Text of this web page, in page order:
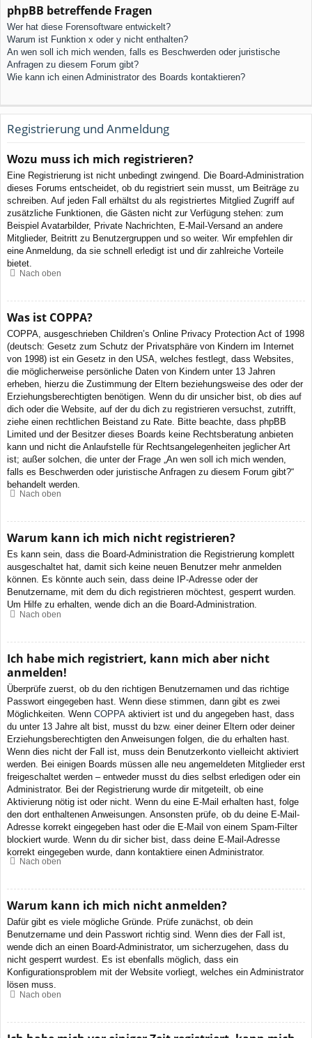
phpBB betreffende Fragen
Wer hat diese Forensoftware entwickelt?
Warum ist Funktion x oder y nicht enthalten?
An wen soll ich mich wenden, falls es Beschwerden oder juristische
Anfragen zu diesem Forum gibt?
Wie kann ich einen Administrator des Boards kontaktieren?
Registrierung und Anmeldung
Wozu muss ich mich registrieren?
Eine Registrierung ist nicht unbedingt zwingend. Die Board-Administration
dieses Forums entscheidet, ob du registriert sein musst, um Beiträge zu
schreiben. Auf jeden Fall erhältst du als registriertes Mitglied Zugriff auf
zusätzliche Funktionen, die Gästen nicht zur Verfügung stehen: zum
Beispiel Avatarbilder, Private Nachrichten, E-Mail-Versand an andere
Mitglieder, Beitritt zu Benutzergruppen und so weiter. Wir empfehlen dir
eine Anmeldung, da sie schnell erledigt ist und dir zahlreiche Vorteile
bietet.
Nach oben
Was ist COPPA?
COPPA, ausgeschrieben Children’s Online Privacy Protection Act of 1998
(deutsch: Gesetz zum Schutz der Privatsphäre von Kindern im Internet
von 1998) ist ein Gesetz in den USA, welches festlegt, dass Websites,
die möglicherweise persönliche Daten von Kindern unter 13 Jahren
erheben, hierzu die Zustimmung der Eltern beziehungsweise des oder der
Erziehungsberechtigten benötigen. Wenn du dir unsicher bist, ob dies auf
dich oder die Website, auf der du dich zu registrieren versuchst, zutrifft,
ziehe einen rechtlichen Beistand zu Rate. Bitte beachte, dass phpBB
Limited und der Besitzer dieses Boards keine Rechtsberatung anbieten
kann und nicht die Anlaufstelle für Rechtsangelegenheiten jeglicher Art
ist; außer solchen, die unter der Frage „An wen soll ich mich wenden,
falls es Beschwerden oder juristische Anfragen zu diesem Forum gibt?“
behandelt werden.
Nach oben
Warum kann ich mich nicht registrieren?
Es kann sein, dass die Board-Administration die Registrierung komplett
ausgeschaltet hat, damit sich keine neuen Benutzer mehr anmelden
können. Es könnte auch sein, dass deine IP-Adresse oder der
Benutzername, mit dem du dich registrieren möchtest, gesperrt wurden.
Um Hilfe zu erhalten, wende dich an die Board-Administration.
Nach oben
Ich habe mich registriert, kann mich aber nicht
anmelden!
Überprüfe zuerst, ob du den richtigen Benutzernamen und das richtige
Passwort eingegeben hast. Wenn diese stimmen, dann gibt es zwei
Möglichkeiten. Wenn COPPA aktiviert ist und du angegeben hast, dass
du unter 13 Jahre alt bist, musst du bzw. einer deiner Eltern oder deiner
Erziehungsberechtigten den Anweisungen folgen, die du erhalten hast.
Wenn dies nicht der Fall ist, muss dein Benutzerkonto vielleicht aktiviert
werden. Bei einigen Boards müssen alle neu angemeldeten Mitglieder erst
freigeschaltet werden – entweder musst du dies selbst erledigen oder ein
Administrator. Bei der Registrierung wurde dir mitgeteilt, ob eine
Aktivierung nötig ist oder nicht. Wenn du eine E-Mail erhalten hast, folge
den dort enthaltenen Anweisungen. Ansonsten prüfe, ob du deine E-Mail-
Adresse korrekt eingegeben hast oder die E-Mail von einem Spam-Filter
blockiert wurde. Wenn du dir sicher bist, dass deine E-Mail-Adresse
korrekt eingegeben wurde, dann kontaktiere einen Administrator.
Nach oben
Warum kann ich mich nicht anmelden?
Dafür gibt es viele mögliche Gründe. Prüfe zunächst, ob dein
Benutzername und dein Passwort richtig sind. Wenn dies der Fall ist,
wende dich an einen Board-Administrator, um sicherzugehen, dass du
nicht gesperrt wurdest. Es ist ebenfalls möglich, dass ein
Konfigurationsproblem mit der Website vorliegt, welches ein Administrator
lösen muss.
Nach oben